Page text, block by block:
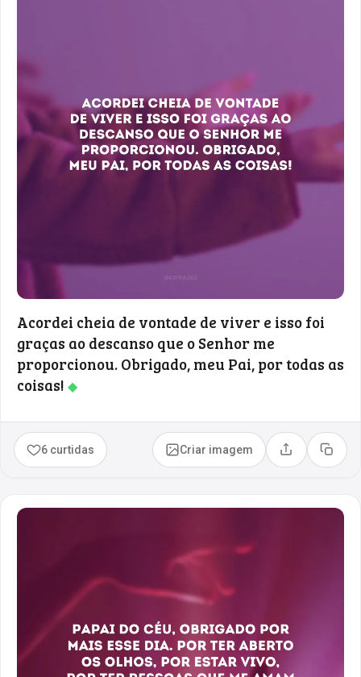
Acordei cheia de vontade de viver e isso foi
graças ao descanso que o Senhor me
proporcionou. Obrigado, meu Pai, por todas as
coisas! ◆
6 curtidas Criar imagem Compartilhar
Copiar